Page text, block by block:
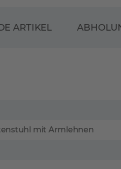
mit Armlehnen
ARTIKEL